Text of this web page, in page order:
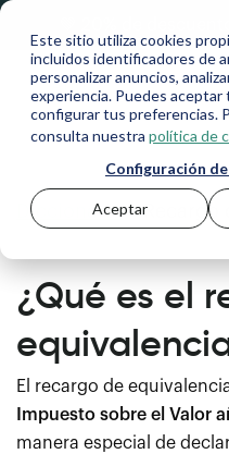
Este sitio utiliza cookies
incluidos identificadores de
personalizar anuncios,
experiencia. Puedes aceptar
configurar tus preferencias.
consulta nuestra política de
Configuración
Aceptar
💚 20% de
Diccionario>Recargo
¿Qué es el
El recargo de
Impuesto sobre el Valor
manera especial de